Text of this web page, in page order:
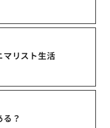
マリスト生活
？